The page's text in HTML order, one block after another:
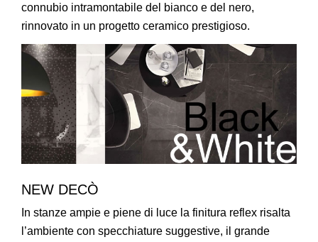
connubio intramontabile del bianco e del nero,
rinnovato in un progetto ceramico prestigioso.
NEW DECÒ
In stanze ampie e piene di luce la finitura reflex risalta
l’ambiente con specchiature suggestive, il grande